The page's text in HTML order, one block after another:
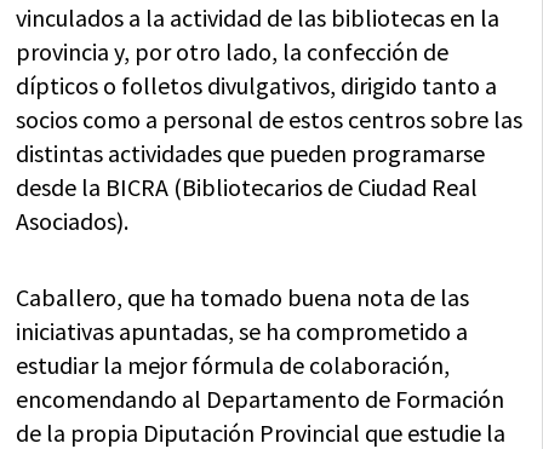
vinculados a la actividad de las bibliotecas en la
provincia y, por otro lado, la confección de
dípticos o folletos divulgativos, dirigido tanto a
socios como a personal de estos centros sobre las
distintas actividades que pueden programarse
desde la BICRA (Bibliotecarios de Ciudad Real
Asociados).
Caballero, que ha tomado buena nota de las
iniciativas apuntadas, se ha comprometido a
estudiar la mejor fórmula de colaboración,
encomendando al Departamento de Formación
de la propia Diputación Provincial que estudie la